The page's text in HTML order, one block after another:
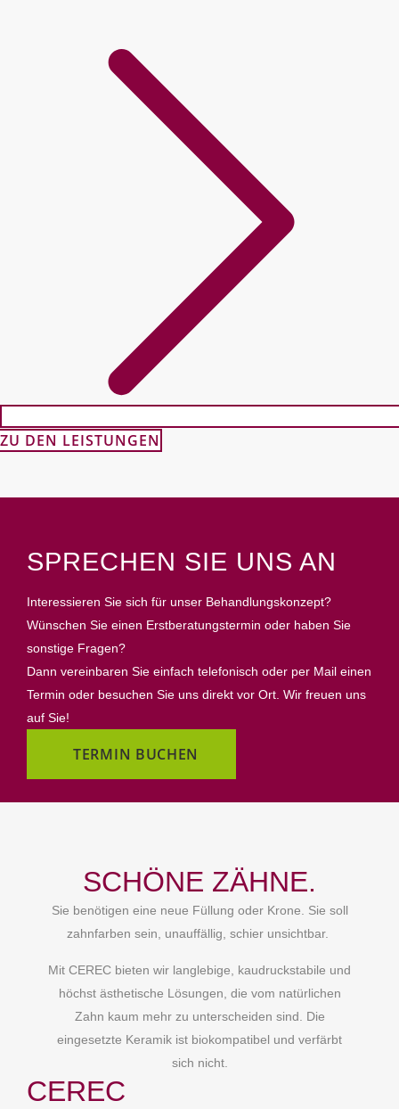
ZU DEN LEISTUNGEN
SPRECHEN SIE UNS AN
Interessieren Sie sich für unser Behandlungskonzept?
Wünschen Sie einen Erstberatungstermin oder haben Sie
sonstige Fragen?
Dann vereinbaren Sie einfach telefonisch oder per Mail einen
Termin oder besuchen Sie uns direkt vor Ort. Wir freuen uns
auf Sie!
TERMIN BUCHEN
SCHÖNE ZÄHNE.
Sie benötigen eine neue Füllung oder Krone. Sie soll
zahnfarben sein, unauffällig, schier unsichtbar.
Mit CEREC bieten wir langlebige, kaudruckstabile und
höchst ästhetische Lösungen, die vom natürlichen
Zahn kaum mehr zu unterscheiden sind. Die
eingesetzte Keramik ist biokompatibel und verfärbt
sich nicht.
CEREC